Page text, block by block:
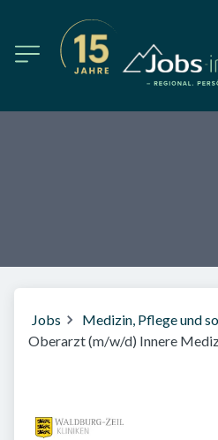
Jobs
Medizin, Pflege und
Oberarzt (m/w/d) Innere